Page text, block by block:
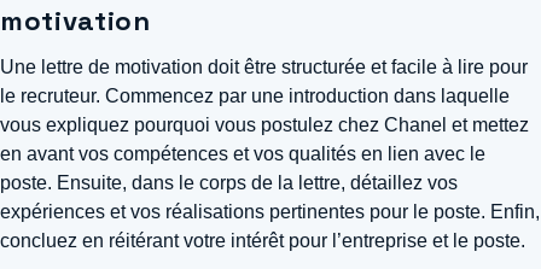
motivation
Une lettre de motivation doit être structurée et facile à lire pour
le recruteur. Commencez par une introduction dans laquelle
vous expliquez pourquoi vous postulez chez Chanel et mettez
en avant vos compétences et vos qualités en lien avec le
poste. Ensuite, dans le corps de la lettre, détaillez vos
expériences et vos réalisations pertinentes pour le poste. Enfin,
concluez en réitérant votre intérêt pour l’entreprise et le poste.